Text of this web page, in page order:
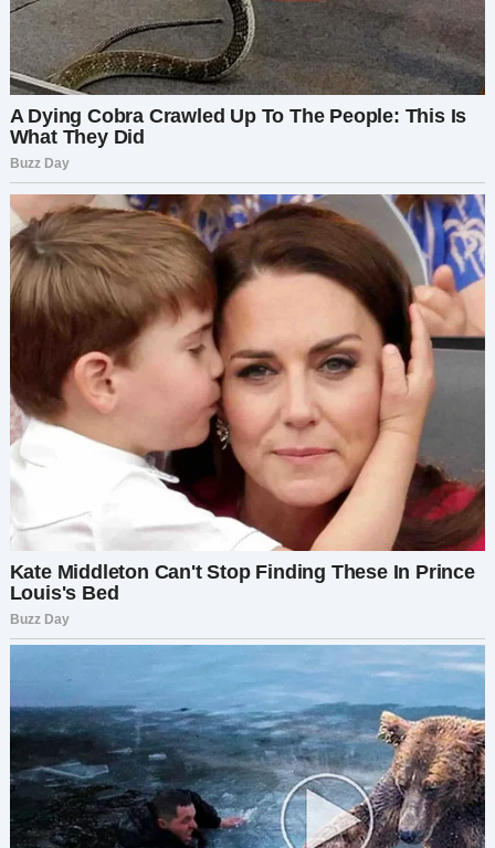
спросил я невзначай.
— С друзьями, — слишком быстро ответила она.
— Просто общаемся.
Её соцсети стали активнее. Почти каждый
день появлялись новые фото — она улыбается
в кафе, с покупками в руках, позирует с
друзьями, которых я не знал.
Но дома её лицо всегда было усталым и
отстранённым. Она всё меньше времени
проводила с Софи и Эмили, отмахиваясь от них,
когда они просили помочь с уроками или
поиграть.
— Не сейчас, милая, — отвечала она, даже не
поднимая глаз, продолжая листать телефон.
Между нами тоже пропала искра. Поздние
разговоры, лёгкий смех… мы всё это потеряли.
Она стала чаще уходить из дома, говоря, что «на
шопинг» или «проветриться», а возвращалась с
таким сиянием на лице, какого я не видел уже
За ужином она ковыряла еду, мыслями явно
находясь где-то далеко. Я пытался вернуть её в
нашу жизнь, но это было всё равно что
пытаться схватить дым.